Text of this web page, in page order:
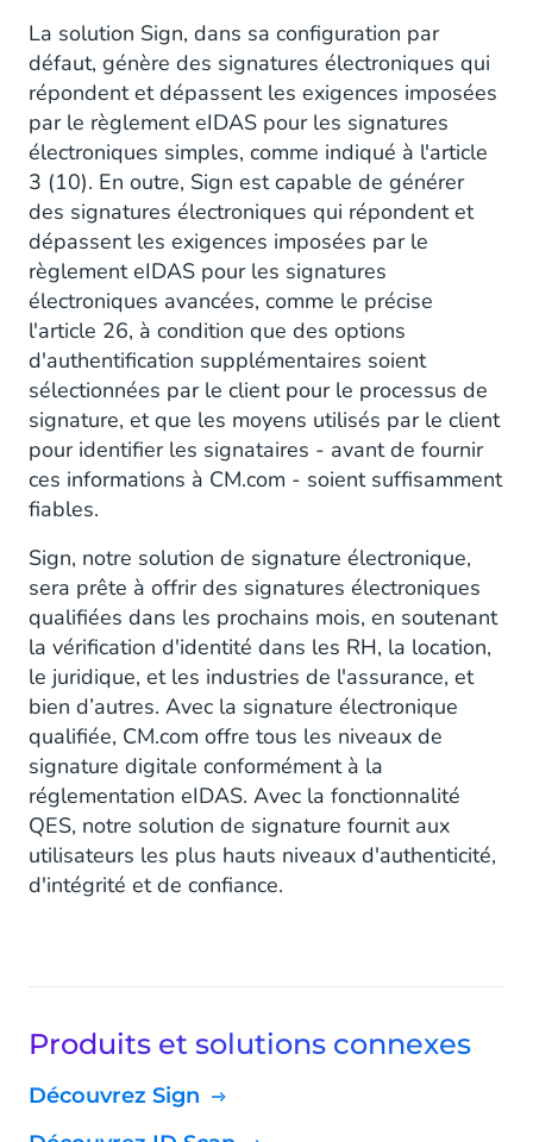
La solution Sign, dans sa configuration par
défaut, génère des signatures électroniques qui
répondent et dépassent les exigences imposées
par le règlement eIDAS pour les signatures
électroniques simples, comme indiqué à l'article
3 (10). En outre, Sign est capable de générer
des signatures électroniques qui répondent et
dépassent les exigences imposées par le
règlement eIDAS pour les signatures
électroniques avancées, comme le précise
l'article 26, à condition que des options
d'authentification supplémentaires soient
sélectionnées par le client pour le processus de
signature, et que les moyens utilisés par le client
pour identifier les signataires - avant de fournir
ces informations à CM.com - soient suffisamment
fiables.
Sign, notre solution de signature électronique,
sera prête à offrir des signatures électroniques
qualifiées dans les prochains mois, en soutenant
la vérification d'identité dans les RH, la location,
le juridique, et les industries de l'assurance, et
bien d’autres. Avec la signature électronique
qualifiée, CM.com offre tous les niveaux de
signature digitale conformément à la
réglementation eIDAS. Avec la fonctionnalité
QES, notre solution de signature fournit aux
utilisateurs les plus hauts niveaux d'authenticité,
d'intégrité et de confiance.
Produits et solutions connexes
Découvrez Sign